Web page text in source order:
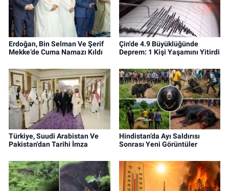
Erdoğan, Bin Selman Ve Şerif
Mekke’de Cuma Namazı Kıldı
Çin'de 4.9 Büyüklüğünde
Deprem: 1 Kişi Yaşamını Yitirdi
Türkiye, Suudi Arabistan Ve
Pakistan'dan Tarihi İmza
Hindistan’da Ayı Saldırısı
Sonrası Yeni Görüntüler